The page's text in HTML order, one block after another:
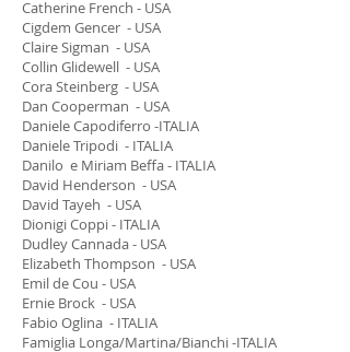
Catherine French - USA
Cigdem Gencer - USA
Claire Sigman - USA
Collin Glidewell - USA
Cora Steinberg - USA
Dan Cooperman - USA
Daniele Capodiferro -ITALIA
Daniele Tripodi - ITALIA
Danilo e Miriam Beffa - ITALIA
David Henderson - USA
David Tayeh - USA
Dionigi Coppi - ITALIA
Dudley Cannada - USA
Elizabeth Thompson - USA
Emil de Cou - USA
Ernie Brock - USA
Fabio Oglina - ITALIA
Famiglia Longa/Martina/Bianchi -ITALIA